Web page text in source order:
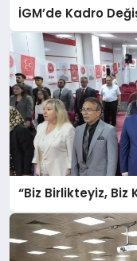
İGM’de Kadro
“Biz Birlikteyiz, Biz